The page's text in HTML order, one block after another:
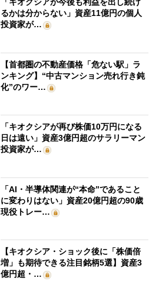
「キオクシアが今後も利益を出し続け
るかは分からない」資産11億円の個人
投資家が…
【首都圏の不動産価格「危ない駅」ラ
ンキング】“中古マンション売れ行き鈍
化”のワー…
「キオクシアが再び株価10万円になる
日は遠い」資産3億円超のサラリーマン
投資家が…
「AI・半導体関連が“本命”であること
に変わりはない」資産20億円超の90歳
現役トレー…
【キオクシア・ショック後に「株価倍
増」も期待できる注目銘柄5選】資産3
億円超・…